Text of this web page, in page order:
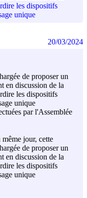
les dispositifs
unique
de proposer un
en discussion de la
les dispositifs
unique
par l'Assemblée
même jour, cette
de proposer un
en discussion de la
les dispositifs
unique
20/03/2024